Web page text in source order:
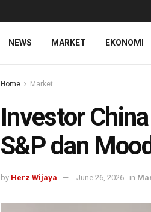
NEWS MARKET EKONOMI
Home Market
Investor
S&P dan
by Herz Wijaya June 26, 2026 in